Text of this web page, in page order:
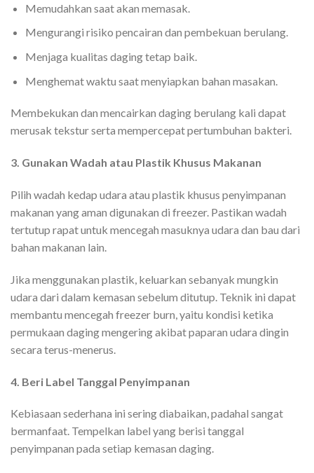
Memudahkan saat akan memasak.
Mengurangi risiko pencairan dan pembekuan berulang.
Menjaga kualitas daging tetap baik.
Menghemat waktu saat menyiapkan bahan masakan.
Membekukan dan mencairkan daging berulang kali dapat
merusak tekstur serta mempercepat pertumbuhan bakteri.
3. Gunakan Wadah atau Plastik Khusus Makanan
Pilih wadah kedap udara atau plastik khusus penyimpanan
makanan yang aman digunakan di freezer. Pastikan wadah
tertutup rapat untuk mencegah masuknya udara dan bau dari
bahan makanan lain.
Jika menggunakan plastik, keluarkan sebanyak mungkin
udara dari dalam kemasan sebelum ditutup. Teknik ini dapat
membantu mencegah freezer burn, yaitu kondisi ketika
permukaan daging mengering akibat paparan udara dingin
secara terus-menerus.
4. Beri Label Tanggal Penyimpanan
Kebiasaan sederhana ini sering diabaikan, padahal sangat
bermanfaat. Tempelkan label yang berisi tanggal
penyimpanan pada setiap kemasan daging.